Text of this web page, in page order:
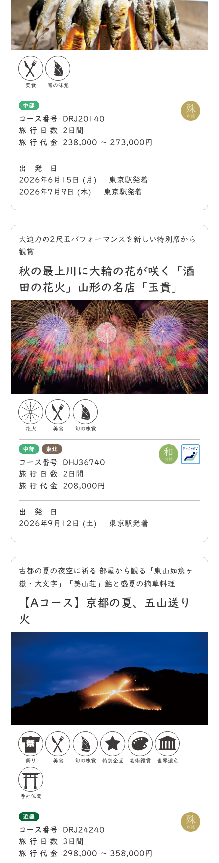
美食 旬の味覚
中部
コース番号
DRJ20140
旅行日数
2日間
旅行代金
238,000 〜 273,000円
出 発 日
2026年6月15日 (月) 東京駅発着
2026年7月9日 (木) 東京駅発着
大迫力の2尺玉パフォーマンスを新しい特別席から
観賞
秋の最上川に大輪の花が咲く「酒
田の花火」山形の名店「玉貴」
花火 美食 旬の味覚
中部 東北
コース番号
DHJ36740
旅行日数
2日間
旅行代金
208,000円
出 発 日
2026年9月12日 (土) 東京駅発着
古都の夏の夜空に祈る 部屋から観る「東山如意ヶ
嶽・大文字」「美山荘」鮎と盛夏の摘草料理
【Aコース】京都の夏、五山送り
火
祭り 美食 旬の味覚 特別企画 芸術鑑賞 世界遺産
寺社仏閣
近畿
コース番号
DRJ24240
旅行日数
3日間
旅行代金
298,000 〜 358,000円